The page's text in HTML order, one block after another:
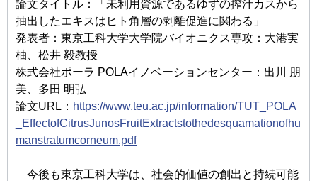
論文タイトル：「未利用資源であるゆずの搾汁カスから
抽出したエキスはヒト角層の剥離促進に関わる」
発表者：東京工科大学大学院バイオニクス専攻：大港実
柚、松井 毅教授
株式会社ポーラ POLAイノベーションセンター：出川 朋
美、多⽥ 明弘
論文URL： https://www.teu.ac.jp/information/TUT_POLA
_EffectofCitrusJunosFruitExtractstothedesquamationofhu
manstratumcorneum.pdf
今後も東京工科大学は、社会的価値の創出と持続可能